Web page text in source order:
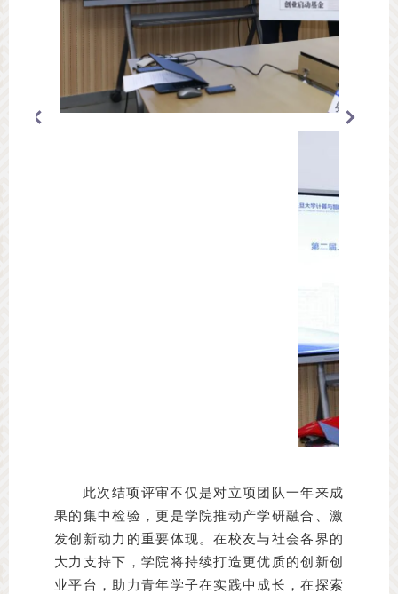
此次结项评审不仅是对立项团队一年来成
果的集中检验，更是学院推动产学研融合、激
发创新动力的重要体现。在校友与社会各界的
大力支持下，学院将持续打造更优质的创新创
业平台，助力青年学子在实践中成长，在探索